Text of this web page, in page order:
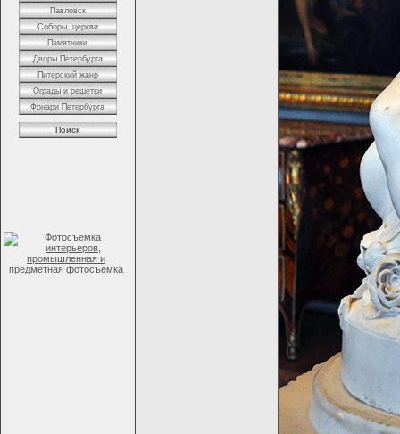
Павловск
Соборы, церкви
Памятники
Дворы Петербурга
Питерский жанр
Ограды и решетки
Фонари Петербурга
Поиск